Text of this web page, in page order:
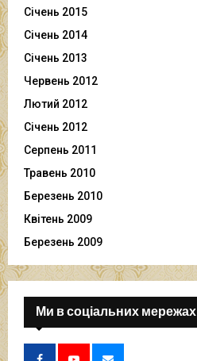
Січень 2015
Січень 2014
Січень 2013
Червень 2012
Лютий 2012
Січень 2012
Серпень 2011
Травень 2010
Березень 2010
Квітень 2009
Березень 2009
Ми в соціальних мережах